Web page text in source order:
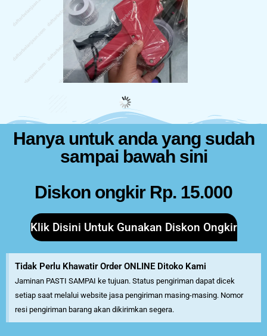
Hanya untuk anda yang sudah
sampai bawah sini
Diskon ongkir Rp. 15.000
Klik Disini Untuk Gunakan Diskon Ongkir
Tidak Perlu Khawatir Order ONLINE Ditoko Kami
Jaminan PASTI SAMPAI ke tujuan. Status pengiriman dapat dicek
setiap saat melalui website jasa pengiriman masing-masing. Nomor
resi pengiriman barang akan dikirimkan segera.